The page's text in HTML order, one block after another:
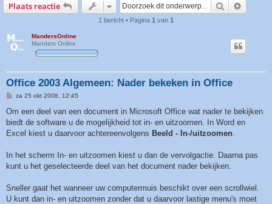
Plaats reactie Zoek
1 bericht • Pagina 1 van 1
MandersOnline
Manders Online
Office 2003 Algemeen: Nader bekeken in Office
B
r
c
h
za 25 okt 2008, 12:45
Om een deel van een document in Microsoft Office wat nader te bekijken
biedt de software u de mogelijkheid tot in- en uitzoomen. In Word en
Excel kiest u daarvoor achtereenvolgens Beeld - In-/uitzoomen
In het scherm In- en uitzoomen kiest u dan de vervolgactie. Daarna pas
kunt u het geselecteerde deel van het document nader bekijken.
Sneller gaat het wanneer uw computermuis beschikt over een scrollwiel.
U kunt dan in- en uitzoomen zonder dat u daarvoor lastige menu's moet